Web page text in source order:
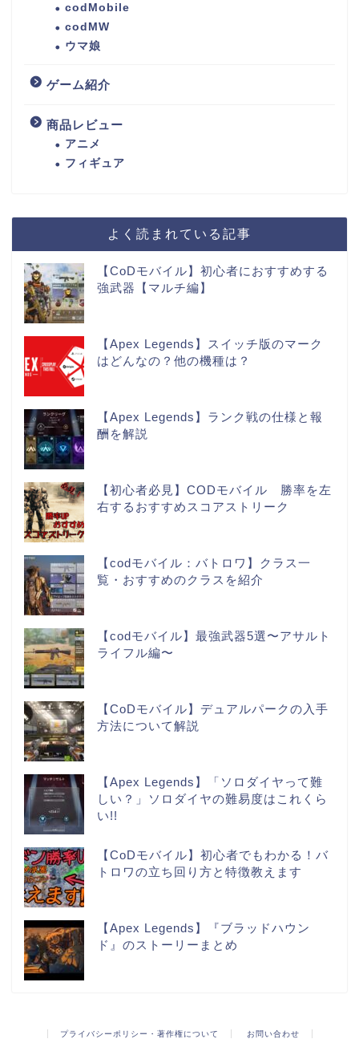
codMobile
codMW
ウマ娘
ゲーム紹介
商品レビュー
アニメ
フィギュア
よく読まれている記事
【CoDモバイル】初心者におすすめする
強武器【マルチ編】
【Apex Legends】スイッチ版のマーク
はどんなの？他の機種は？
【Apex Legends】ランク戦の仕様と報
酬を解説
【初心者必見】CODモバイル 勝率を左
右するおすすめスコアストリーク
【codモバイル：バトロワ】クラス一
覧・おすすめのクラスを紹介
【codモバイル】最強武器5選〜アサルト
ライフル編〜
【CoDモバイル】デュアルパークの入手
方法について解説
【Apex Legends】「ソロダイヤって難
しい？」ソロダイヤの難易度はこれくら
い!!
【CoDモバイル】初心者でもわかる！バ
トロワの立ち回り方と特徴教えます
【Apex Legends】『ブラッドハウン
ド』のストーリーまとめ
プライバシーポリシー・著作権について お問い合わせ